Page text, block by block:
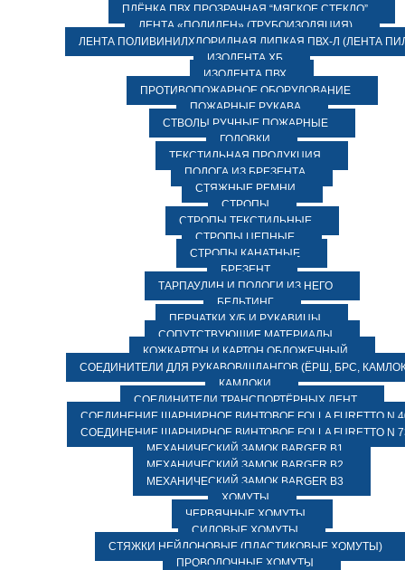
ПЛЁНКА ПВХ ПРОЗРАЧНАЯ “МЯГКОЕ СТЕКЛО”
ЛЕНТА «ПОЛИЛЕН» (ТРУБОИЗОЛЯЦИЯ)
ЛЕНТА ПОЛИВИНИЛХЛОРИДНАЯ ЛИПКАЯ ПВХ-Л (ЛЕНТА
ИЗОЛЕНТА ХБ
ИЗОЛЕНТА ПВХ
ПРОТИВОПОЖАРНОЕ ОБОРУДОВАНИЕ
ПОЖАРНЫЕ РУКАВА
СТВОЛЫ РУЧНЫЕ ПОЖАРНЫЕ
ГОЛОВКИ
ТЕКСТИЛЬНАЯ ПРОДУКЦИЯ
ПОЛОГА ИЗ БРЕЗЕНТА
СТЯЖНЫЕ РЕМНИ
СТРОПЫ
СТРОПЫ ТЕКСТИЛЬНЫЕ
СТРОПЫ ЦЕПНЫЕ
СТРОПЫ КАНАТНЫЕ
БРЕЗЕНТ
ТАРПАУЛИН И ПОЛОГИ ИЗ НЕГО
БЕЛЬТИНГ
ПЕРЧАТКИ Х/Б И РУКАВИЦЫ
СОПУТСТВУЮЩИЕ МАТЕРИАЛЫ
КОЖКАРТОН И КАРТОН ОБЛОЖЕЧНЫЙ
СОЕДИНИТЕЛИ ДЛЯ РУКАВОВ/ШЛАНГОВ (ЁРШ, БРС,
КАМЛОКИ
СОЕДИНИТЕЛИ ТРАНСПОРТЁРНЫХ ЛЕНТ
СОЕДИНЕНИЕ ШАРНИРНОЕ ВИНТОВОЕ FOLLA FURETTO N
СОЕДИНЕНИЕ ШАРНИРНОЕ ВИНТОВОЕ FOLLA FURETTO N
МЕХАНИЧЕСКИЙ ЗАМОК BARGER B1
МЕХАНИЧЕСКИЙ ЗАМОК BARGER B2
МЕХАНИЧЕСКИЙ ЗАМОК BARGER B3
ХОМУТЫ
ЧЕРВЯЧНЫЕ ХОМУТЫ
СИЛОВЫЕ ХОМУТЫ
СТЯЖКИ НЕЙЛОНОВЫЕ (ПЛАСТИКОВЫЕ ХОМУТЫ)
ПРОВОЛОЧНЫЕ ХОМУТЫ